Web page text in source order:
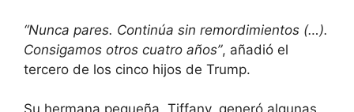
“Nunca pares. Continúa sin remordimientos (…).
Consigamos otros cuatro años”, añadió el
tercero de los cinco hijos de Trump.